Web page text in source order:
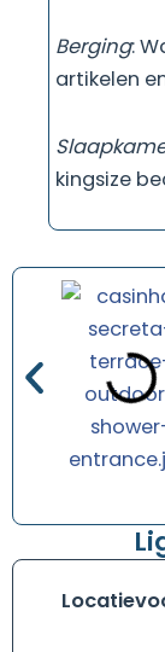
Berging:
artikelen
kingsize